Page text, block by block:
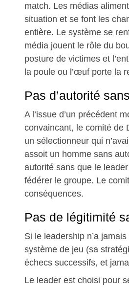
match. Les médias
situation et se font les
entière. Le système se
média jouent le rôle du
posture de victimes et
la poule ou l’œuf porte la
Pas d’autorité
A l’issue d’un précédent
convaincant, le comité de
un sélectionneur qui
assoit un homme sans
autorité sans que le
fédérer le groupe. Le
conséquences.
Pas de légitimité
Si le leadership n’a
système de jeu (sa
échecs successifs, et
Le leader est choisi pour